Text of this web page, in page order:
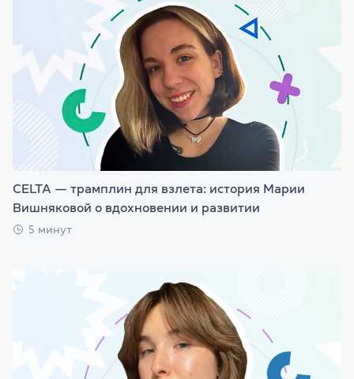
CELTA — трамплин для взлета: история Марии
Вишняковой о вдохновении и развитии
5 минут